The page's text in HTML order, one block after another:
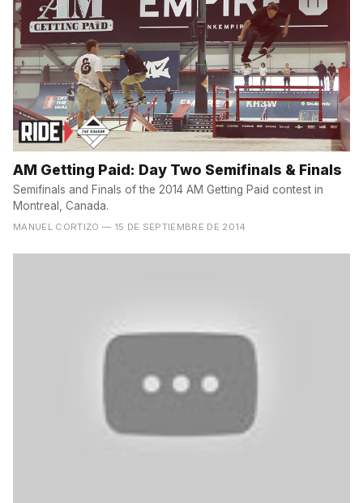
AM Getting Paid: Day Two Semifinals & Finals
Semifinals and Finals of the 2014 AM Getting Paid contest in
Montreal, Canada.
MANUEL CORTIZO — 15 DE SEPTIEMBRE DE 2014